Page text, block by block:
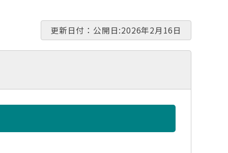
更新日付：公開日:2026年2月16日